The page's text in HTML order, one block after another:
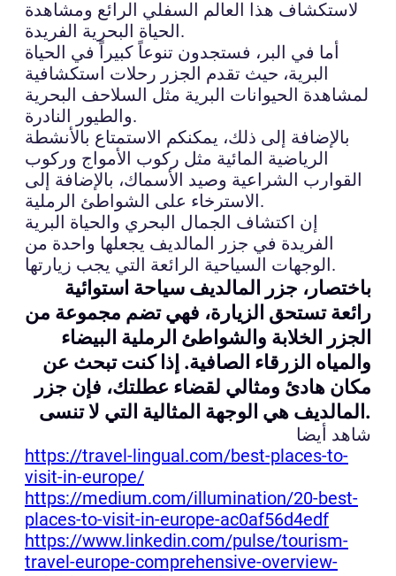
لاستكشاف هذا العالم السفلي الرائع ومشاهدة
الحياة البحرية الفريدة.
أما في البر، فستجدون تنوعاً كبيراً في الحياة
البرية، حيث تقدم الجزر رحلات استكشافية
لمشاهدة الحيوانات البرية مثل السلاحف البحرية
والطيور النادرة.
بالإضافة إلى ذلك، يمكنكم الاستمتاع بالأنشطة
الرياضية المائية مثل ركوب الأمواج وركوب
القوارب الشراعية وصيد الأسماك، بالإضافة إلى
الاسترخاء على الشواطئ الرملية.
إن اكتشاف الجمال البحري والحياة البرية
الفريدة في جزر المالديف يجعلها واحدة من
الوجهات السياحية الرائعة التي يجب زيارتها.
باختصار، جزر المالديف سياحة استوائية
رائعة تستحق الزيارة، فهي تضم مجموعة من
الجزر الخلابة والشواطئ الرملية البيضاء
والمياه الزرقاء الصافية. إذا كنت تبحث عن
مكان هادئ ومثالي لقضاء عطلتك، فإن جزر
المالديف هي الوجهة المثالية التي لا تنسى.
شاهد أيضا
https://travel-lingual.com/best-places-to-
visit-in-europe/
https://medium.com/illumination/20-best-
places-to-visit-in-europe-ac0af56d4edf
https://www.linkedin.com/pulse/tourism-
travel-europe-comprehensive-overview-